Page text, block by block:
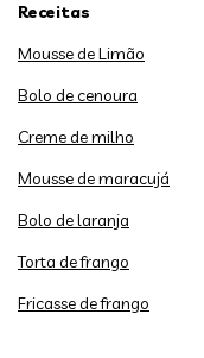
Receitas
Mousse de Limão
Bolo de cenoura
Creme de milho
Mousse de maracujá
Bolo de laranja
Torta de frango
Fricasse de frango